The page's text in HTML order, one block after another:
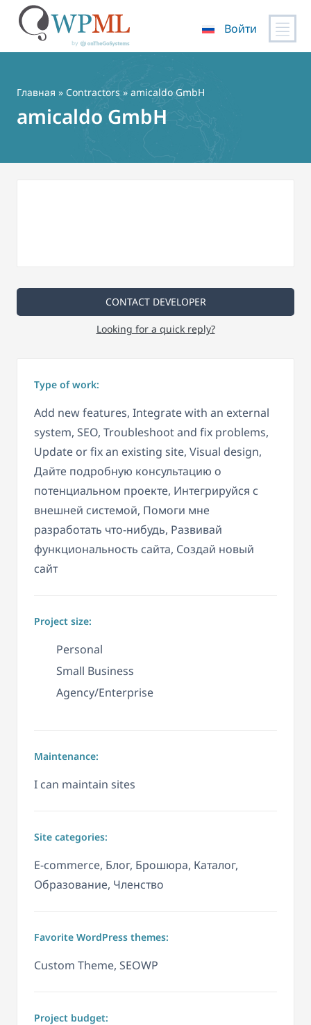
содержимому
Войти
Главная » Contractors » amicaldo GmbH
amicaldo GmbH
CONTACT DEVELOPER
Looking for a quick reply?
Type of work:
Add new features, Integrate with an external
system, SEO, Troubleshoot and fix problems,
Update or fix an existing site, Visual design,
Дайте подробную консультацию о
потенциальном проекте, Интегрируйся с
внешней системой, Помоги мне
разработать что-нибудь, Развивай
функциональность сайта, Создай новый
сайт
Project size:
Personal
Small Business
Agency/Enterprise
Maintenance:
I can maintain sites
Site categories:
E-commerce, Блог, Брошюра, Каталог,
Образование, Членство
Favorite WordPress themes:
Custom Theme, SEOWP
Project budget: